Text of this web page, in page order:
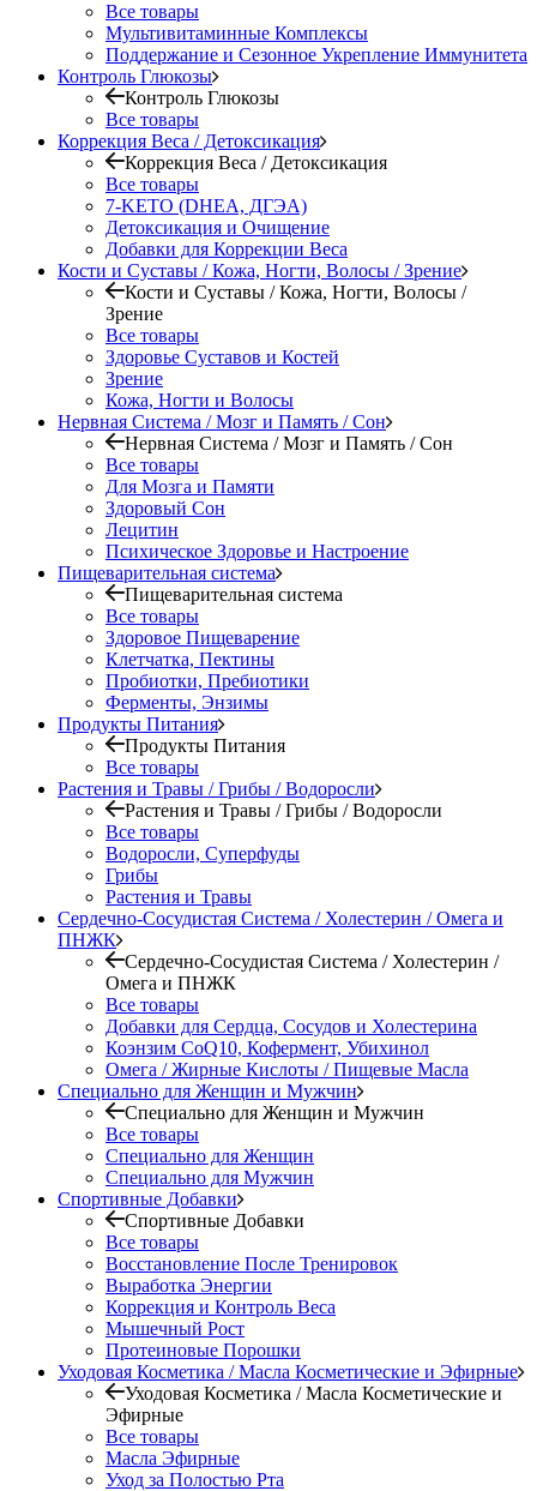
Все товары
Мультивитаминные Комплексы
Поддержание и Сезонное Укрепление Иммунитета
Контроль Глюкозы
Контроль Глюкозы
Все товары
Коррекция Веса / Детоксикация
Коррекция Веса / Детоксикация
Все товары
7-KETO (DHEA, ДГЭА)
Детоксикация и Очищение
Добавки для Коррекции Веса
Кости и Суставы / Кожа, Ногти, Волосы / Зрение
Кости и Суставы / Кожа, Ногти, Волосы /
Зрение
Все товары
Здоровье Суставов и Костей
Зрение
Кожа, Ногти и Волосы
Нервная Система / Мозг и Память / Сон
Нервная Система / Мозг и Память / Сон
Все товары
Для Мозга и Памяти
Здоровый Сон
Лецитин
Психическое Здоровье и Настроение
Пищеварительная система
Пищеварительная система
Все товары
Здоровое Пищеварение
Клетчатка, Пектины
Пробиотки, Пребиотики
Ферменты, Энзимы
Продукты Питания
Продукты Питания
Все товары
Растения и Травы / Грибы / Водоросли
Растения и Травы / Грибы / Водоросли
Все товары
Водоросли, Суперфуды
Грибы
Растения и Травы
Сердечно-Сосудистая Система / Холестерин / Омега и
ПНЖК
Сердечно-Сосудистая Система / Холестерин /
Омега и ПНЖК
Все товары
Добавки для Сердца, Сосудов и Холестерина
Коэнзим CoQ10, Кофермент, Убихинол
Омега / Жирные Кислоты / Пищевые Масла
Специально для Женщин и Мужчин
Специально для Женщин и Мужчин
Все товары
Специально для Женщин
Специально для Мужчин
Спортивные Добавки
Спортивные Добавки
Все товары
Восстановление После Тренировок
Выработка Энергии
Коррекция и Контроль Веса
Мышечный Рост
Протеиновые Порошки
Уходовая Косметика / Масла Косметические и Эфирные
Уходовая Косметика / Масла Косметические и
Эфирные
Все товары
Масла Эфирные
Уход за Полостью Рта